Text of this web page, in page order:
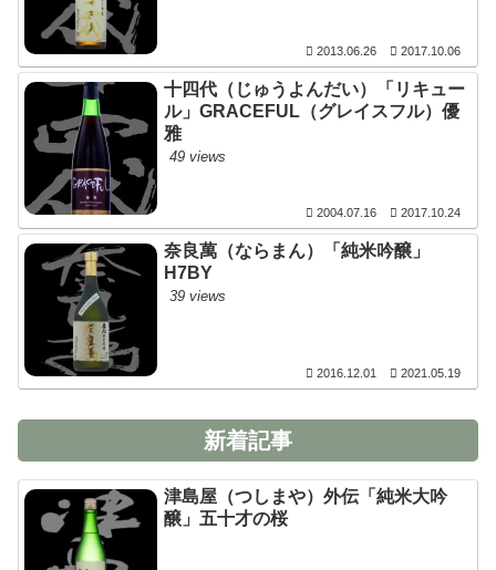
2013.06.26 2017.10.06
十四代（じゅうよんだい）「リキュー
ル」GRACEFUL（グレイスフル）優
雅
49 views
2004.07.16 2017.10.24
奈良萬（ならまん）「純米吟醸」
H7BY
39 views
2016.12.01 2021.05.19
新着記事
津島屋（つしまや）外伝「純米大吟
醸」五十才の桜